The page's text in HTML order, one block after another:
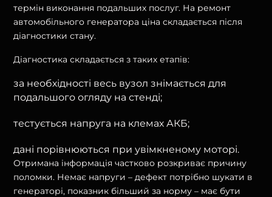
термін виконання подальших послуг. На ремонт
автомобільного генератора ціна складається після
діагностики стану.
Діагностика складається з таких етапів:
за необхідності весь вузол знімається для
подальшого огляду на стенді;
тестується напруга на клемах АКБ;
дані порівнюються при увімкненому моторі.
Отримана інформація частково розкриває причину
поломки. Немає напруги – дефект потрібно шукати в
генераторі, показник більший за норму – має бути